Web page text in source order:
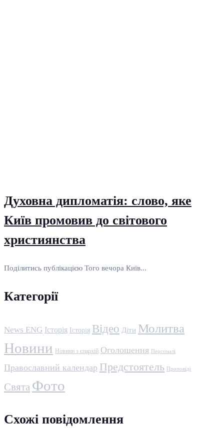
Духовна дипломатія: слово, яке
Київ промовив до світового
християнства
Поділитись публікацією Того вечора Київ...
Категорії
News ENG Історія Історія Відео Діти Молитва
Новини Новини з єпархій Оголошення Персоналі
Православний календар Предстоятель Проповіді
Свята Фото
Схожі повідомлення